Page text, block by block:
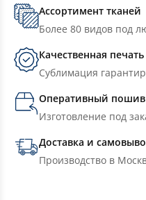
Ассортимент тканей
Более 80 видов под
Качественная печать
Сублимация
Оперативный пошив
Изготовление под
Доставка и
Производство в